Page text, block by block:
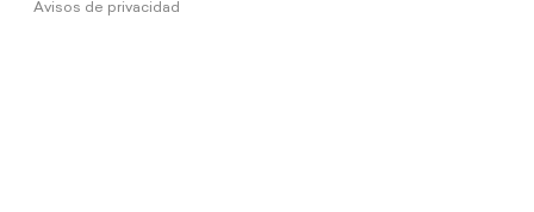
Avisos de privacidad